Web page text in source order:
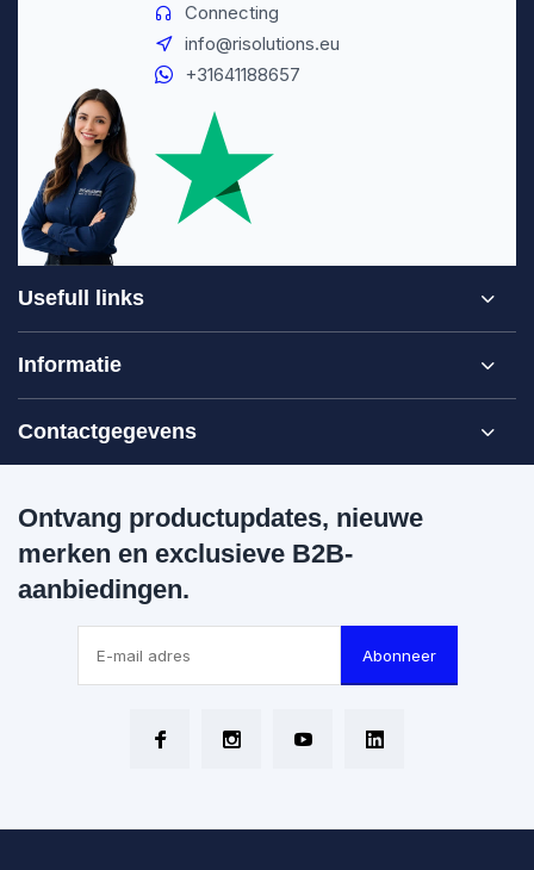
Connecting
info@risolutions.eu
+31641188657
Usefull links
Informatie
Contactgegevens
Ontvang productupdates, nieuwe
merken en exclusieve B2B-
aanbiedingen.
Abonneer